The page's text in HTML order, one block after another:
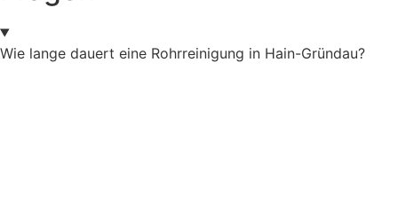
Wie lange dauert eine Rohrreinigung in Hain-Gründau?